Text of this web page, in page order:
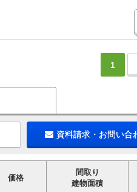
1
資料請求・お問い合
価格
間取り
建物面積